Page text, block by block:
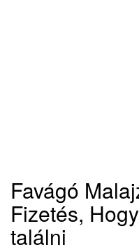
Favágó
Fizetés,
találni